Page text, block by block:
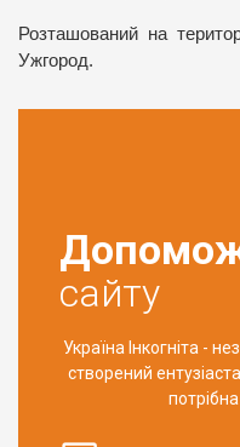
Розташований на
Ужгород.
сайту
Україна Інкогніта -
створений